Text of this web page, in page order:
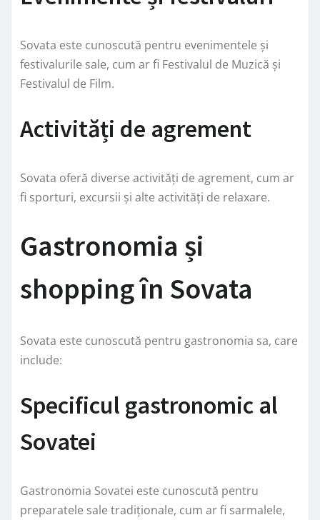
Sovata este cunoscută pentru evenimentele și
festivalurile sale, cum ar fi Festivalul de Muzică și
Festivalul de Film.
Activități de agrement
Sovata oferă diverse activități de agrement, cum ar
fi sporturi, excursii și alte activități de relaxare.
Gastronomia și
shopping în Sovata
Sovata este cunoscută pentru gastronomia sa, care
include:
Specificul gastronomic al
Sovatei
Gastronomia Sovatei este cunoscută pentru
preparatele sale tradiționale, cum ar fi sarmalele,